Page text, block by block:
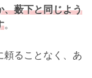
、薮下と同じよう
。
頼ることなく、あ